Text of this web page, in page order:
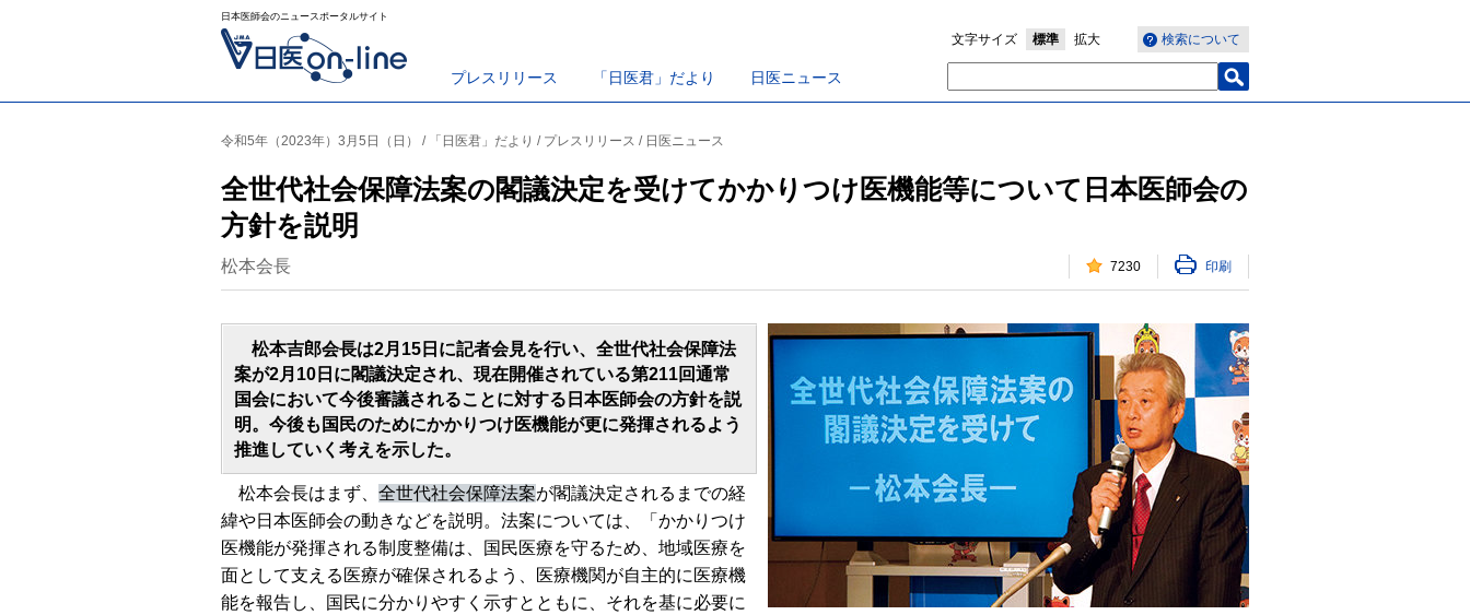
日本医師会のニュースポータルサイト
プレスリリース 「日医君」だより 日医ニュース
検索について
文字サイズ 標準 拡大
令和5年（2023年）3月5日（日） / 「日医君」だより / プレスリリース / 日医ニュース
全世代社会保障法案の閣議決定を受けてかかりつけ医機能等について日本医師会の
方針を説明
松本会長 7230 印刷
松本吉郎会長は2月15日に記者会見を行い、全世代社会保障法
案が2月10日に閣議決定され、現在開催されている第211回通常
国会において今後審議されることに対する日本医師会の方針を説
明。今後も国民のためにかかりつけ医機能が更に発揮されるよう
推進していく考えを示した。
松本会長はまず、 全世代社会保障法案が閣議決定されるまでの経
緯や日本医師会の動きなどを説明。法案については、「かかりつけ
医機能が発揮される制度整備は、国民医療を守るため、地域医療を
面として支える医療が確保されるよう、医療機関が自主的に医療機
能を報告し、国民に分かりやすく示すとともに、それを基に必要に